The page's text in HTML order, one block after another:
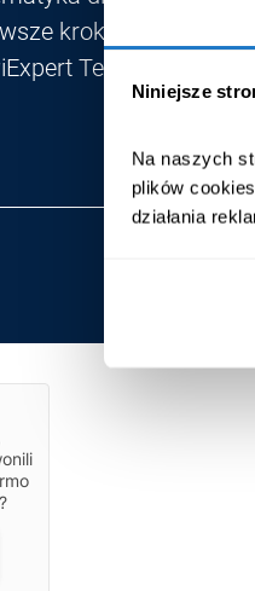
Niniejsze
Na naszych
plików
działania
kroki w systemie
Telematics